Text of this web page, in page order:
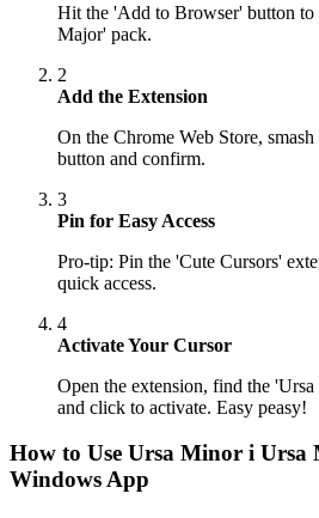
Hit the 'Add to Browser' button to
Major' pack.
2
Add the Extension
On the Chrome Web Store,
button and confirm.
3
Pin for Easy Access
Pro-tip: Pin the 'Cute Cursors'
quick access.
4
Activate Your Cursor
Open the extension, find the
and click to activate. Easy peasy!
How to Use Ursa Minor і Ursa
Windows App